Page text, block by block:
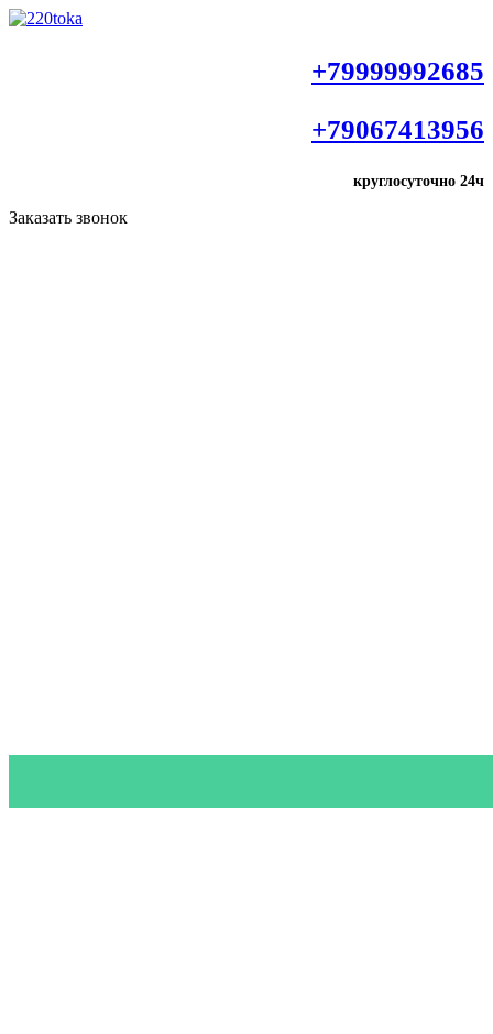
+79999992685
+79067413956
круглосуточно 24ч
Заказать звонок